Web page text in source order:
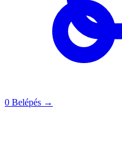
0 Belépés →